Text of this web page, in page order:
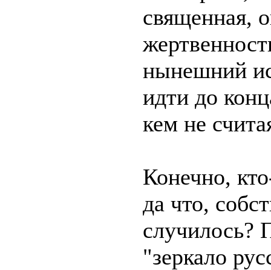
священная,
нынешний
идти до
кем не
Конечно,
да что,
случилось?
"зеркало